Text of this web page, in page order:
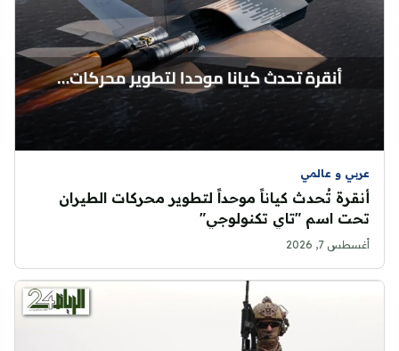
عربي و عالمي
أنقرة تُحدث كياناً موحداً لتطوير محركات الطيران
تحت اسم "تاي تكنولوجي"
أغسطس 7, 2026